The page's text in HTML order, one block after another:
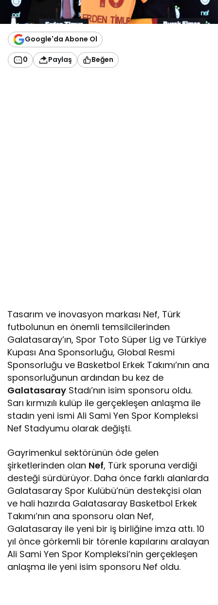
Google'da Abone Ol
0 Paylaş Beğen
Tasarım ve inovasyon markası Nef, Türk
futbolunun en önemli temsilcilerinden
Galatasaray’ın, Spor Toto Süper Lig ve Türkiye
Kupası Ana Sponsorluğu, Global Resmi
Sponsorluğu ve Basketbol Erkek Takımı’nın ana
sponsorluğunun ardından bu kez de
Galatasaray Stadı’nın isim sponsoru oldu.
Sarı kırmızılı kulüp ile gerçekleşen anlaşma ile
stadın yeni ismi Ali Sami Yen Spor Kompleksi
Nef Stadyumu olarak değişti.
Gayrimenkul sektörünün öde gelen
şirketlerinden olan Nef, Türk sporuna verdiği
desteği sürdürüyor. Daha önce farklı alanlarda
Galatasaray Spor Kulübü’nün destekçisi olan
ve hali hazırda Galatasaray Basketbol Erkek
Takımı’nın ana sponsoru olan Nef,
Galatasaray ile yeni bir iş birliğine imza attı. 10
yıl önce görkemli bir törenle kapılarını aralayan
Ali Sami Yen Spor Kompleksi’nin gerçekleşen
anlaşma ile yeni isim sponsoru Nef oldu.